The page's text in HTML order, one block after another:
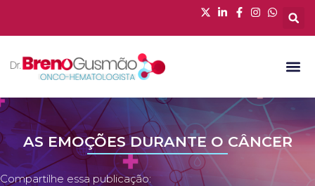
AS EMOÇÕES DURANTE O CÂNCER
Compartilhe essa publicação: